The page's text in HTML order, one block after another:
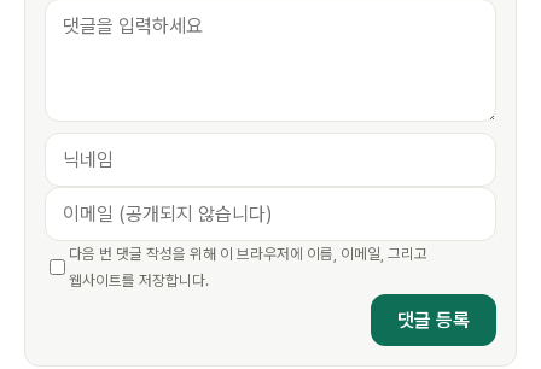
다음 번 댓글 작성을 위해 이 브라우저에 이름, 이메일, 그리고
웹사이트를 저장합니다.